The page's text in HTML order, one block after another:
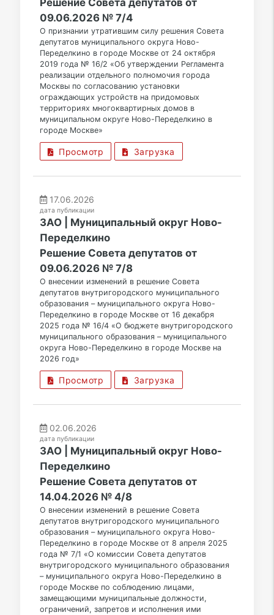
Решение Совета депутатов от
09.06.2026 № 7/4
О признании утратившим силу решения Совета
депутатов муниципального округа Ново-
Переделкино в городе Москве от 24 октября
2019 года № 16/2 «Об утверждении Регламента
реализации отдельного полномочия города
Москвы по согласованию установки
ограждающих устройств на придомовых
территориях многоквартирных домов в
муниципальном округе Ново-Переделкино в
городе Москве»
Просмотр Загрузка
17.06.2026
дата публикации
ЗАО | Муниципальный округ Ново-
Переделкино
Решение Совета депутатов от
09.06.2026 № 7/8
О внесении изменений в решение Совета
депутатов внутригородского муниципального
образования – муниципального округа Ново-
Переделкино в городе Москве от 16 декабря
2025 года № 16/4 «О бюджете внутригородского
муниципального образования – муниципального
округа Ново-Переделкино в городе Москве на
2026 год»
Просмотр Загрузка
02.06.2026
дата публикации
ЗАО | Муниципальный округ Ново-
Переделкино
Решение Совета депутатов от
14.04.2026 № 4/8
О внесении изменений в решение Совета
депутатов внутригородского муниципального
образования – муниципального округа Ново-
Переделкино в городе Москве от 8 апреля 2025
года № 7/1 «О комиссии Совета депутатов
внутригородского муниципального образования
– муниципального округа Ново-Переделкино в
городе Москве по соблюдению лицами,
замещающими муниципальные должности,
ограничений, запретов и исполнения ими